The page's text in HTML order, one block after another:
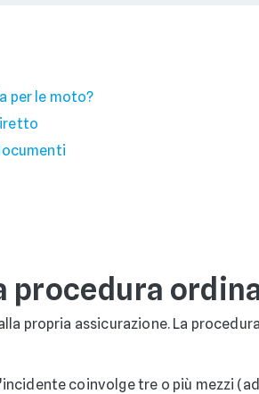
per le moto?
procedura
propria assicurazione. La
coinvolge tre o più mezzi